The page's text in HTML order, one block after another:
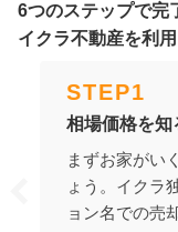
6つのステップで完
イクラ不動産を利
STEP1
相場価格を知
まずお家がい
ょう。イクラ
ョン名での売